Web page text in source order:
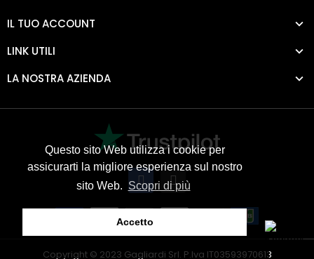
Questo sito Web utilizza i cookie per
assicurarti la migliore esperienza sul nostro
sito Web. Scopri di più
Accetto
IL TUO ACCOUNT
LINK UTILI
LA NOSTRA AZIENDA
Copyright © 2023 Gagliardi Srl. P.Iva IT03593970613